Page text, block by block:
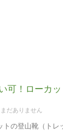
可！ローカ
だありません
トの登山靴（トレ